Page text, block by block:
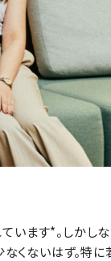
ます*。しかし
ないはず。特に